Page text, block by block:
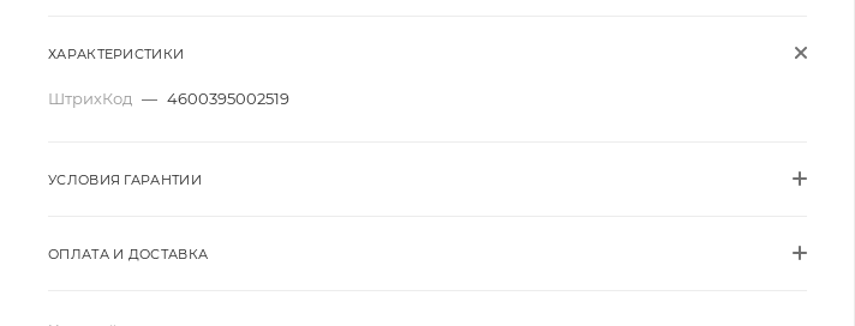
ХАРАКТЕРИСТИКИ
ШтрихКод — 4600395002519
УСЛОВИЯ ГАРАНТИИ
ОПЛАТА И ДОСТАВКА